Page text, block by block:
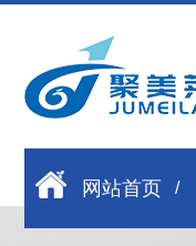
网站首页